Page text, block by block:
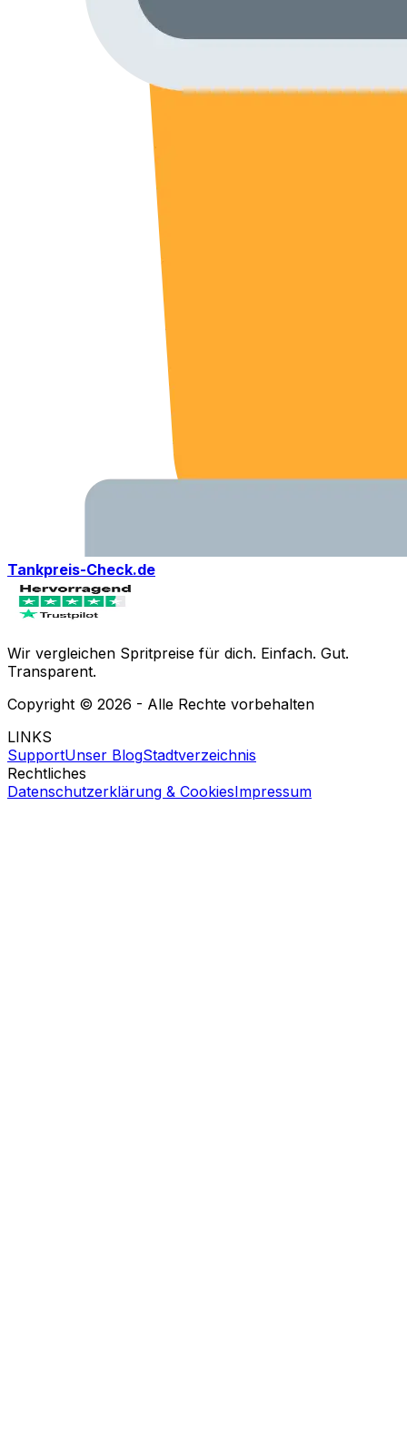
Tankpreis-Check.de
Wir vergleichen Spritpreise für dich. Einfach. Gut.
Transparent.
Copyright © 2026 - Alle Rechte vorbehalten
LINKS
SupportUnser BlogStadtverzeichnis
Rechtliches
Datenschutzerklärung & CookiesImpressum